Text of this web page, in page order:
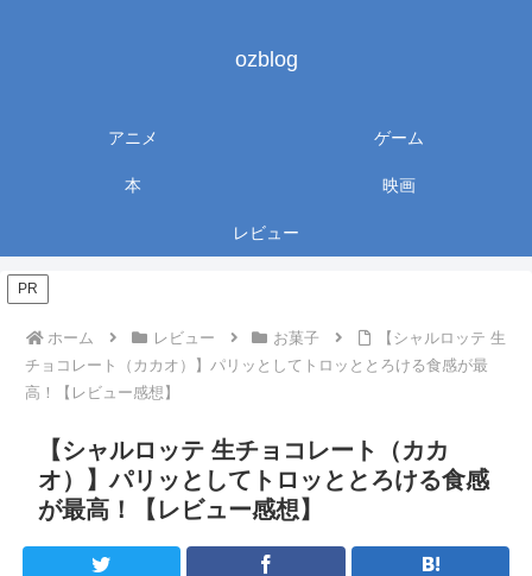
ozblog
アニメ ゲーム
本 映画
レビュー
ホーム レビュー お菓子
【シャルロッテ 生
チョコレート（カカオ）】パリッとしてトロッととろける食感が最
高！【レビュー感想】
PR
【シャルロッテ 生チョコレート（カカ
オ）】パリッとしてトロッととろける食感
が最高！【レビュー感想】